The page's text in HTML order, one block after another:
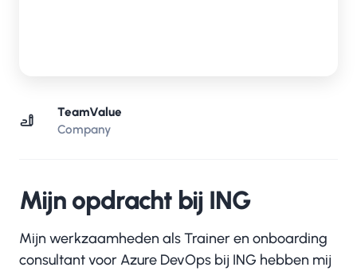
TeamValue
Company
Mijn opdracht bij ING
Mijn werkzaamheden als Trainer en onboarding
consultant voor Azure DevOps bij ING hebben mij